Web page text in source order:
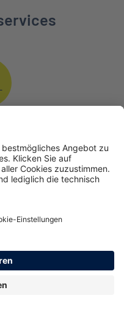
für persönliche
Ihre optimale